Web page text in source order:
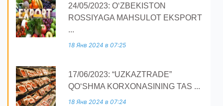
24/05/2023: O‘ZBEKISTON
ROSSIYAGA MAHSULOT EKSPORT
...
18 Янв 2024 в 07:25
17/06/2023: “UZKAZTRADE”
QOʻSHMA KORXONASINING TAS ...
18 Янв 2024 в 07:24